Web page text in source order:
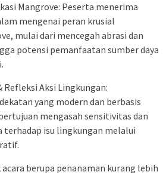
Mangrove: Peserta menerima
mengenai peran krusial
mulai dari mencegah abrasi dan
potensi pemanfaatan sumber daya
Aksi Lingkungan:
yang modern dan berbasis
mengasah sensitivitas dan
terhadap isu lingkungan melalui
acara berupa penanaman kurang lebih